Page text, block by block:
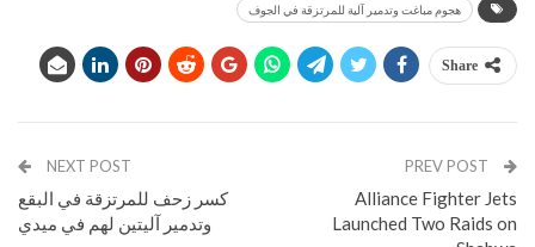
هجوم مباغت وتدمير آلية للمرتزقة في الجوف
Share
Alliance Fighter Jets
Launched Two Raids on
NEXT POST
كسر زحف للمرتزقة في البقع
وتدمير آليتين لهم في ميدي